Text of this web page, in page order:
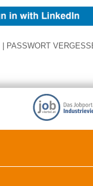
PASSWORT